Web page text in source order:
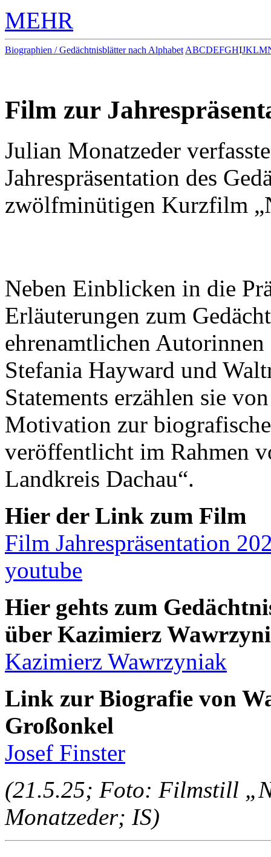
MEHR
Biographien / Gedächtnisblätter nach Alphabet ABCDEFGHIJKLM
Film zur
Julian Monatzeder
Jahrespräsentation des
zwölfminütigen Kurzfilm
Neben Einblicken in die
Erläuterungen zum
ehrenamtlichen
Stefania Hayward und
Statements erzählen sie
Motivation zur
veröffentlicht im Rahmen
Landkreis Dachau“.
Hier der Link zum Film
Film Jahrespräsentation
youtube
Hier gehts zum
über Kazimierz
Kazimierz Wawrzyniak
Link zur Biografie von
Großonkel
Josef Finster
(21.5.25; Foto: Filmstill
Monatzeder; IS)